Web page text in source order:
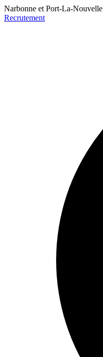
Narbonne et Port-La-Nouvelle
Recrutement